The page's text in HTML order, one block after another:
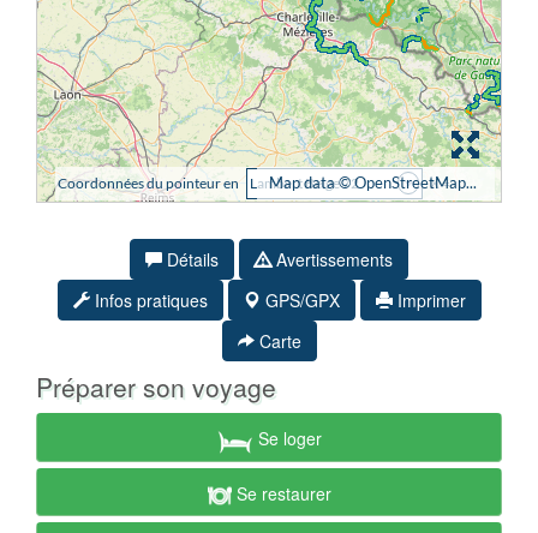
Détails
Avertissements
Infos pratiques
GPS/GPX
Imprimer
Carte
Préparer son voyage
Se loger
Se restaurer